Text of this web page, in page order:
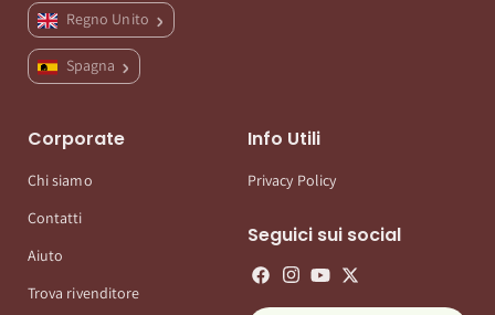
Regno Unito
Spagna
Corporate
Chi siamo
Contatti
Aiuto
Trova rivenditore
Info Utili
Privacy Policy
Seguici sui social